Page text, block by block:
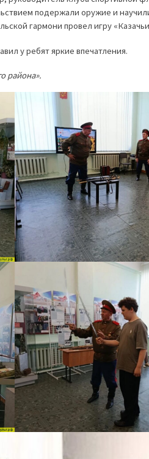
подержали оружие и
гармони провел игру
у ребят яркие впечатления.
района».